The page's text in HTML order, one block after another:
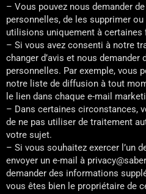
– Vous pouvez nous demander
personnelles, de les supprimer
utilisions uniquement à certaines
– Si vous avez consenti à notre
changer d’avis et nous demander
personnelles. Par exemple, vous
notre liste de diffusion à tout
le lien dans chaque e-mail
– Dans certaines circonstances,
de ne pas utiliser de traitement
votre sujet.
– Si vous souhaitez exercer l’un
envoyer un e-mail à
demander des informations
vous êtes bien le propriétaire de